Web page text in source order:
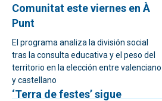
Comunitat este viernes en À
Punt
El programa analiza la división social
tras la consulta educativa y el peso del
territorio en la elección entre valenciano
y castellano
‘Terra de festes’ sigue